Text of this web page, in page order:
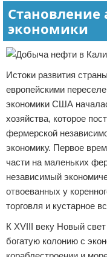
Становление
экономики
Истоки развития
европейскими
экономики США
хозяйства, которое
фермерской
экономику. Первое
части на маленьких
независимый
отвоеванных у
торговля и кустарное
К XVIII веку Новый
богатую колонию с